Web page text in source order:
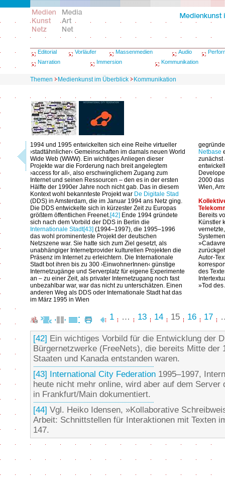
Editorial Vorläufer Massenmedien Audio
Narration
Immersion Kommunikation
Themen Medienkunst im Überblick Kommunikation
1994 und 1995 entwickelten sich eine Reihe virtueller
›stadtähnlicher‹ Gemeinschaften im damals neuen World
Wide Web (WWW). Ein wichtiges Anliegen dieser
Projekte war die Forderung nach breit angelegtem
›access for all‹, also erschwinglichem Zugang zum
Internet und seinen Ressourcen – den es in der ersten
Hälfte der 1990er Jahre noch nicht gab. Das in diesem
Kontext wohl bekannteste Projekt war De Digitale Stad
(DDS) in Amsterdam, die im Januar 1994 ans Netz ging.
Die DDS entwickelte sich in kürzester Zeit zu Europas
größtem öffentlichen Freenet.[42] Ende 1994 gründete
sich nach dem Vorbild der DDS in Berlin die
Internationale Stadt[43] (1994–1997), die 1995–1996
das wohl prominenteste Projekt der deutschen
Netzszene war. Sie hatte sich zum Ziel gesetzt, als
unabhängiger Internetprovider kulturellen Projekten die
Präsenz im Internet zu erleichtern. Die Internationale
Stadt bot ihren bis zu 300 ›EinwohnerInnen‹ günstige
Internetzugänge und Serverplatz für eigene Experimente
an – zu einer Zeit, als privater Internetzugang noch fast
unbezahlbar war, war das nicht zu unterschätzen. Einen
anderen Weg als DDS oder Internationale Stadt hat das
im März 1995 in Wien
Netbase
zunächst
2000
Wien,
Bereits
Künstler
Autor-
des
»Tod
1 … 13 14 15 16 17
[42] Ein wichtiges Vorbild für die Entwicklung der
Bürgernetzwerke (FreeNets), die bereits Mitte der
Staaten und Kanada entstanden waren.
[43] International City Federation 1995–1997,
heute nicht mehr online, wird aber auf dem Server
in Frankfurt/Main dokumentiert.
[44] Vgl. Heiko Idensen, »Kollaborative
Arbeit: Schnittstellen für Interaktionen mit Texten
147.